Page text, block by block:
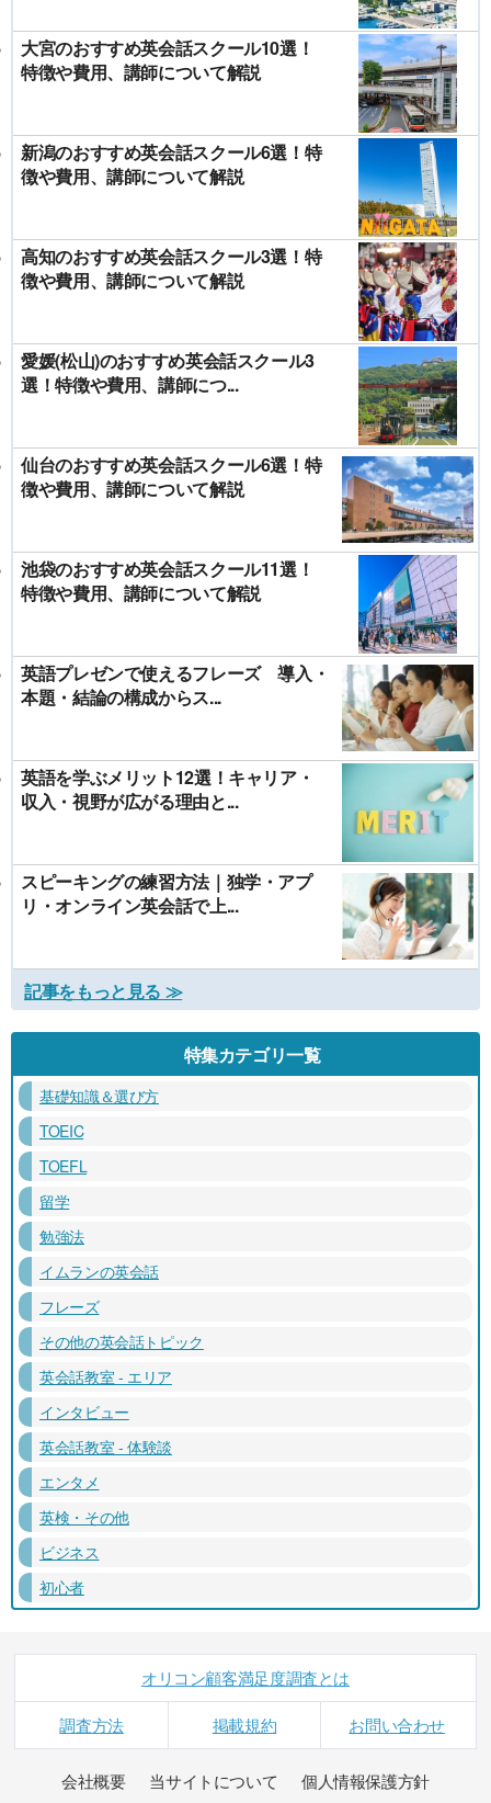
大宮のおすすめ英会話スクール10選！
特徴や費用、講師について解説
新潟のおすすめ英会話スクール6選！特
徴や費用、講師について解説
高知のおすすめ英会話スクール3選！特
徴や費用、講師について解説
愛媛(松山)のおすすめ英会話スクール3
選！特徴や費用、講師につ...
仙台のおすすめ英会話スクール6選！特
徴や費用、講師について解説
池袋のおすすめ英会話スクール11選！
特徴や費用、講師について解説
英語プレゼンで使えるフレーズ 導入・
本題・結論の構成からス...
英語を学ぶメリット12選！キャリア・
収入・視野が広がる理由と...
スピーキングの練習方法｜独学・アプ
リ・オンライン英会話で上...
記事をもっと見る ≫
特集カテゴリ一覧
基礎知識＆選び方
TOEIC
TOEFL
留学
勉強法
イムランの英会話
フレーズ
その他の英会話トピック
英会話教室 - エリア
インタビュー
英会話教室 - 体験談
エンタメ
英検・その他
ビジネス
初心者
オリコン顧客満足度調査とは
調査方法 掲載規約 お問い合わせ
会社概要 当サイトについて 個人情報保護方針